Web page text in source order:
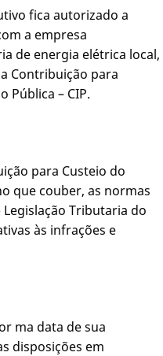
fica autorizado a
a empresa
de energia elétrica local,
Contribuição para
Pública – CIP.
para Custeio do
que couber, as normas
Tributaria do
às infrações e
ma data de sua
disposições em